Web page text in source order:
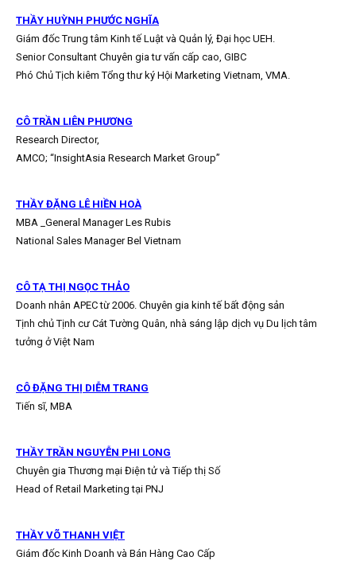
THẦY HUỲNH PHƯỚC NGHĨA
Giám đốc Trung tâm Kinh tế Luật và Quản lý, Đại học UEH.
Senior Consultant Chuyên gia tư vấn cấp cao, GIBC
Phó Chủ Tịch kiêm Tổng thư ký Hội Marketing Vietnam, VMA.
CÔ TRẦN LIÊN PHƯƠNG
Research Director,
AMCO; “InsightAsia Research Market Group”
THẦY ĐẶNG LÊ HIỀN HOÀ
MBA _General Manager Les Rubis
National Sales Manager Bel Vietnam
CÔ TẠ THỊ NGỌC THẢO
Doanh nhân APEC từ 2006. Chuyên gia kinh tế bất động sản
Tịnh chủ Tịnh cư Cát Tường Quân, nhà sáng lập dịch vụ Du lịch tâm
tưởng ở Việt Nam
CÔ ĐẶNG THỊ DIỄM TRANG
Tiến sĩ, MBA
THẦY TRẦN NGUYỄN PHI LONG
Chuyên gia Thương mại Điện tử và Tiếp thị Số
Head of Retail Marketing tại PNJ
THẦY VÕ THANH VIỆT
Giám đốc Kinh Doanh và Bán Hàng Cao Cấp